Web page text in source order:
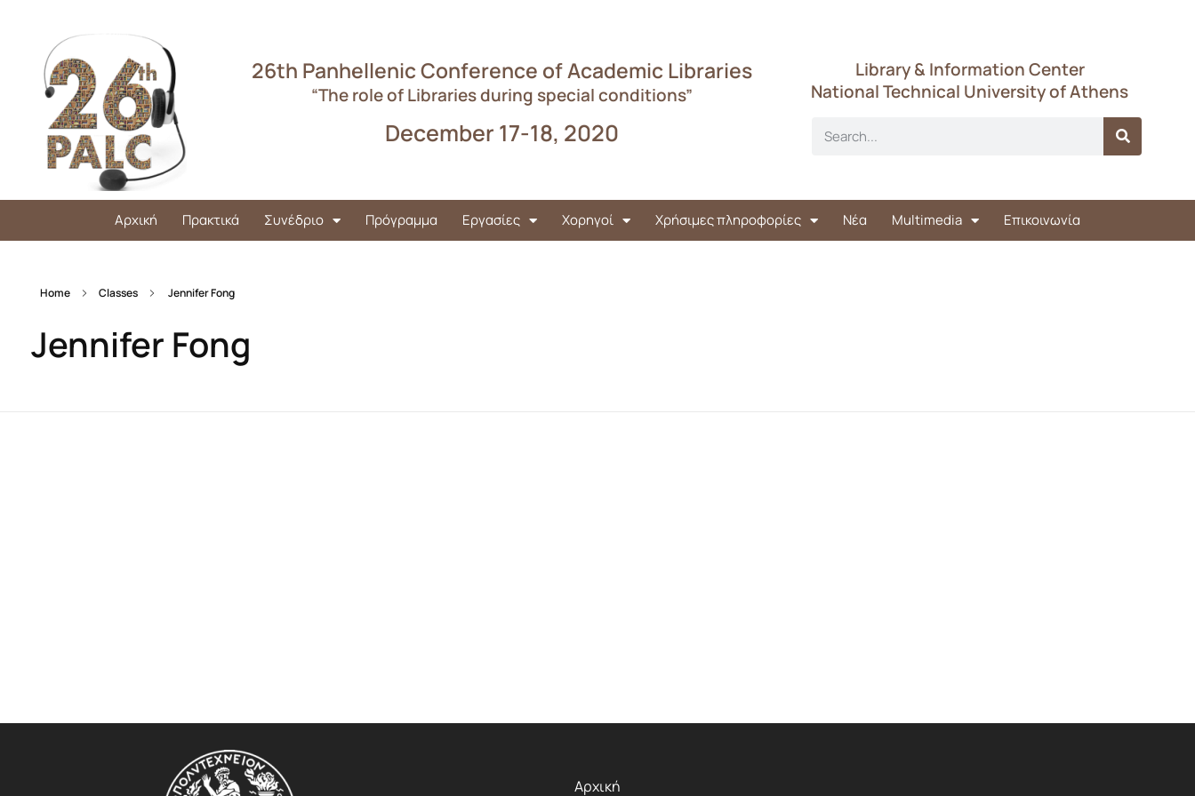
26th Panhellenic Conference of Academic Libraries
“The role of Libraries during special conditions”
December 17-18, 2020
Library & Information Center
National Technical University of Athens
Αρχική Πρακτικά Συνέδριο Πρόγραμμα Εργασίες Χορηγοί Χρήσιμες πληροφορίες Νέα Multimedia Επικοινωνία
Home Classes Jennifer Fong
Jennifer Fong
Αρχική